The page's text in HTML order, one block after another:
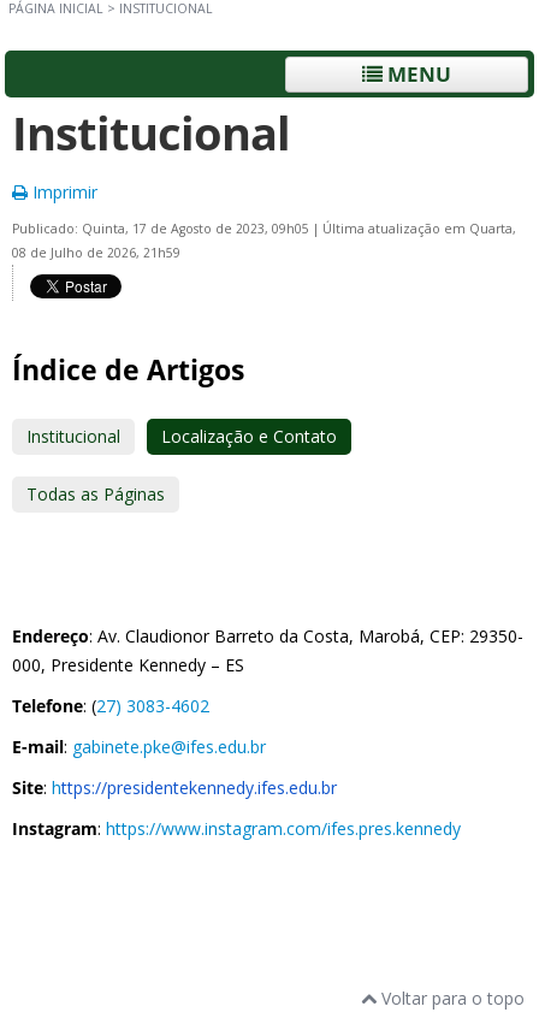
PÁGINA INICIAL > INSTITUCIONAL
MENU
Institucional
Imprimir
Publicado: Quinta, 17 de Agosto de 2023, 09h05 | Última atualização em Quarta,
08 de Julho de 2026, 21h59
Índice de Artigos
Institucional Localização e Contato
Todas as Páginas
Endereço: Av. Claudionor Barreto da Costa, Marobá, CEP: 29350-
000, Presidente Kennedy – ES
Telefone: (27) 3083-4602
E-mail: gabinete.pke@ifes.edu.br
Site: https://presidentekennedy.ifes.edu.br
Instagram: https://www.instagram.com/ifes.pres.kennedy
Voltar para o topo